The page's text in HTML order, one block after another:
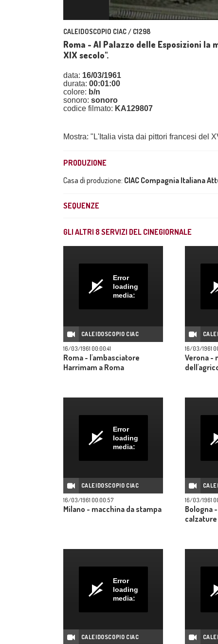
CALEIDOSCOPIO CIAC / C1298
Roma - Al Palazzo delle Esposizioni
XIX secolo".
data: 16/03/1961
durata: 00:01:00
colore: b/n
sonoro: sonoro
codice filmato: KA129807
Mostra: "L'Italia vista dai pittori francesi del
PRODUZIONE
Casa di produzione: CIAC Compagnia Italiana
SEQUENZE
GLI ALTRI 8 SERVIZI DEL CINEGIORNALE
Error
loading
media:
CALEIDOSCOPIO CIAC
16/03/1961 00:00:41
Roma - l'ambasciatore
Harrimam a Roma
16/03/1961
Verona -
Error
loading
media:
CALEIDOSCOPIO CIAC
16/03/1961 00:00:57
Milano - macchina da stampa
16/03/1961
Bologna
calzature
Error
loading
media:
CALEIDOSCOPIO CIAC